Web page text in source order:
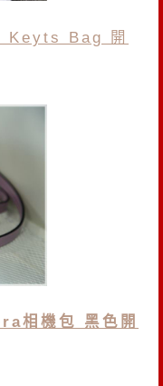
Bag 開
相機包 黑色開